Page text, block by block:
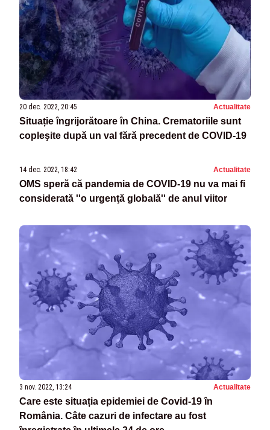
20 dec. 2022, 20:45 Actualitate
Situație îngrijorătoare în China. Crematoriile sunt
copleşite după un val fără precedent de COVID-19
14 dec. 2022, 18:42 Actualitate
OMS speră că pandemia de COVID-19 nu va mai fi
considerată ''o urgenţă globală'' de anul viitor
3 nov. 2022, 13:24 Actualitate
Care este situația epidemiei de Covid-19 în
România. Câte cazuri de infectare au fost